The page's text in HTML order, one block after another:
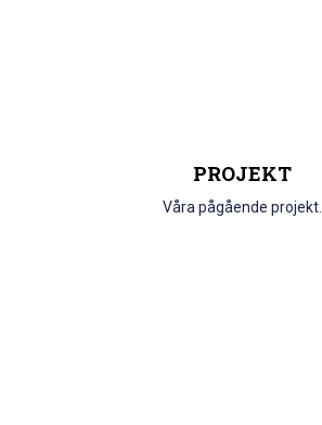
PROJEKT
Våra pågående projekt.